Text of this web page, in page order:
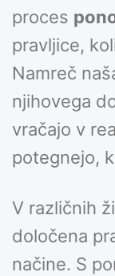
proces
pravljice,
Namreč
njihovega
vračajo v
potegnejo,
V različnih
določena
načine. S